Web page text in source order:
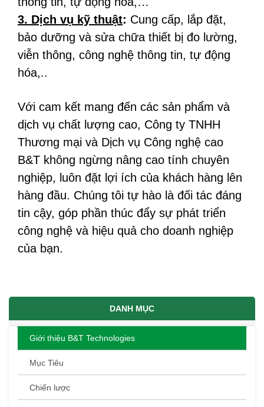
DANH MỤC
Giới thiệu B&T Technologies
Mục Tiêu
Chiến lược
3. Dịch vụ kỹ thuật: Cung cấp, lắp đặt,
bảo dưỡng và sửa chữa thiết bị đo lường,
viễn thông, công nghệ thông tin, tự động
hóa,..
Với cam kết mang đến các sản phẩm và
dịch vụ chất lượng cao, Công ty TNHH
Thương mại và Dịch vụ Công nghệ cao
B&T không ngừng nâng cao tính chuyên
nghiệp, luôn đặt lợi ích của khách hàng lên
hàng đầu. Chúng tôi tự hào là đối tác đáng
tin cậy, góp phần thúc đẩy sự phát triển
công nghệ và hiệu quả cho doanh nghiệp
của bạn.